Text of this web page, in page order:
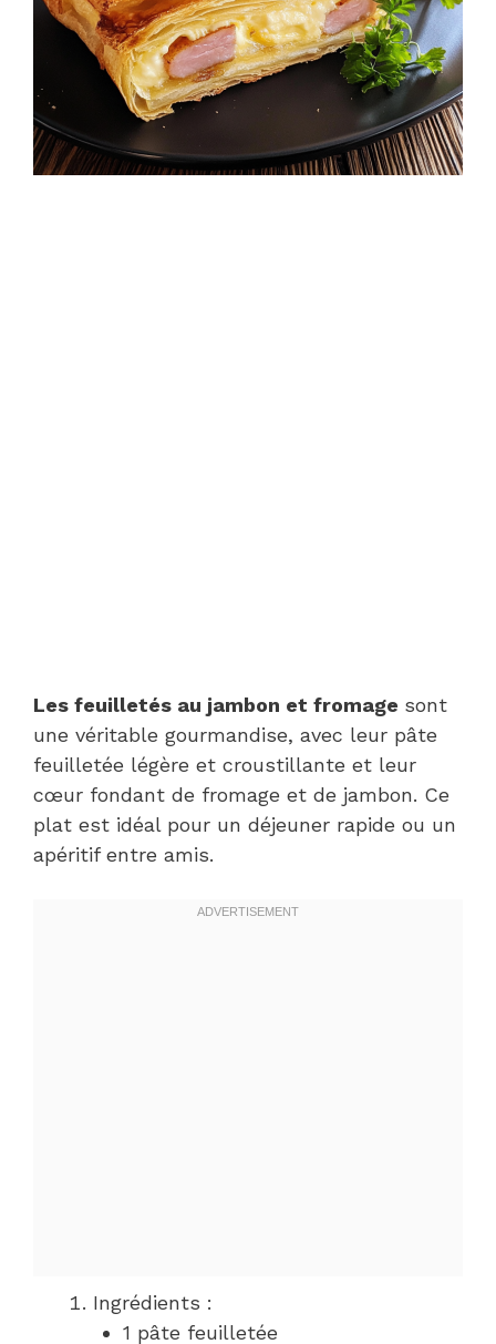
Les feuilletés au jambon et fromage sont
une véritable gourmandise, avec leur pâte
feuilletée légère et croustillante et leur
cœur fondant de fromage et de jambon. Ce
plat est idéal pour un déjeuner rapide ou un
apéritif entre amis.
Ingrédients :
1 pâte feuilletée